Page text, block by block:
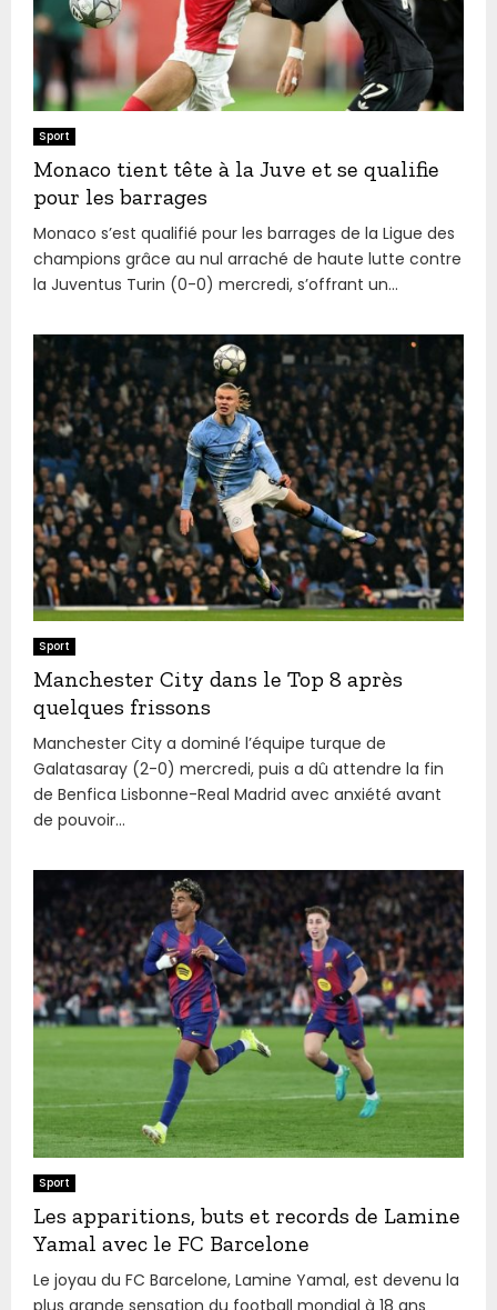
Sport
Monaco tient tête à la Juve et se qualifie
pour les barrages
Monaco s’est qualifié pour les barrages de la Ligue des
champions grâce au nul arraché de haute lutte contre
la Juventus Turin (0-0) mercredi, s’offrant un...
Sport
Manchester City dans le Top 8 après
quelques frissons
Manchester City a dominé l’équipe turque de
Galatasaray (2-0) mercredi, puis a dû attendre la fin
de Benfica Lisbonne-Real Madrid avec anxiété avant
de pouvoir...
Sport
Les apparitions, buts et records de Lamine
Yamal avec le FC Barcelone
Le joyau du FC Barcelone, Lamine Yamal, est devenu la
plus grande sensation du football mondial à 18 ans